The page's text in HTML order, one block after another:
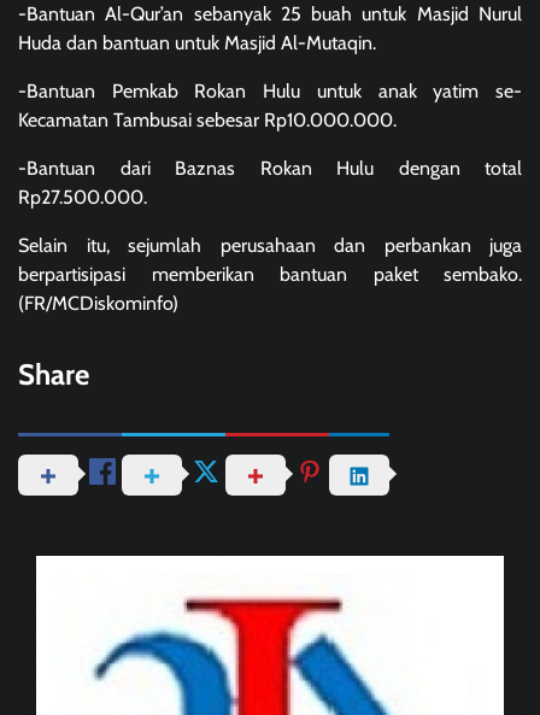
-Bantuan Al-Qur’an sebanyak 25 buah untuk Masjid Nurul
Huda dan bantuan untuk Masjid Al-Mutaqin.
-Bantuan Pemkab Rokan Hulu untuk anak yatim se-
Kecamatan Tambusai sebesar Rp10.000.000.
-Bantuan dari Baznas Rokan Hulu dengan total
Rp27.500.000.
Selain itu, sejumlah perusahaan dan perbankan juga
berpartisipasi memberikan bantuan paket sembako.
(FR/MCDiskominfo)
Share